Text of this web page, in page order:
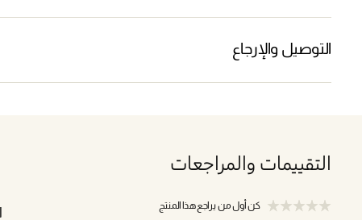
التوصيل والإرجاع
التقييمات والمراجعات
كن أول من يراجع هذا المنتج